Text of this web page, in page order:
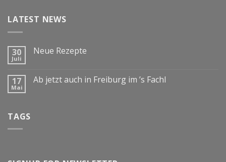
LATEST NEWS
30
Juli
Neue Rezepte
17
Mai
Ab jetzt auch in Freiburg im ’s Fachl
TAGS